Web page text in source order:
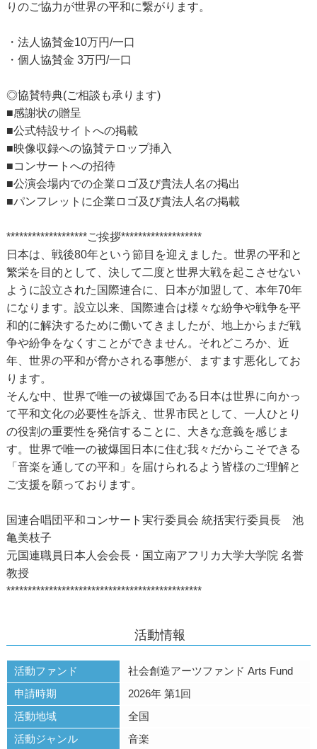
りのご協力が世界の平和に繋がります。
・法人協賛金10万円/一口
・個人協賛金 3万円/一口
◎協賛特典(ご相談も承ります)
■感謝状の贈呈
■公式特設サイトへの掲載
■映像収録への協賛テロップ挿入
■コンサートへの招待
■公演会場内での企業ロゴ及び貴法人名の掲出
■パンフレットに企業ロゴ及び貴法人名の掲載
*******************ご挨拶*******************
日本は、戦後80年という節目を迎えました。世界の平和と
繁栄を目的として、決して二度と世界大戦を起こさせない
ように設立された国際連合に、日本が加盟して、本年70年
になります。設立以来、国際連合は様々な紛争や戦争を平
和的に解決するために働いてきましたが、地上からまだ戦
争や紛争をなくすことができません。それどころか、近
年、世界の平和が脅かされる事態が、ますます悪化してお
ります。
そんな中、世界で唯一の被爆国である日本は世界に向かっ
て平和文化の必要性を訴え、世界市民として、一人ひとり
の役割の重要性を発信することに、大きな意義を感じま
す。世界で唯一の被爆国日本に住む我々だからこそできる
「音楽を通しての平和」を届けられるよう皆様のご理解と
ご支援を願っております。
国連合唱団平和コンサート実行委員会 統括実行委員長 池
亀美枝子
元国連職員日本人会会長・国立南アフリカ大学大学院 名誉
教授
**********************************************
活動情報
活動ファンド
社会創造アーツファンド Arts Fund
申請時期
2026年 第1回
活動地域
全国
活動ジャンル
音楽